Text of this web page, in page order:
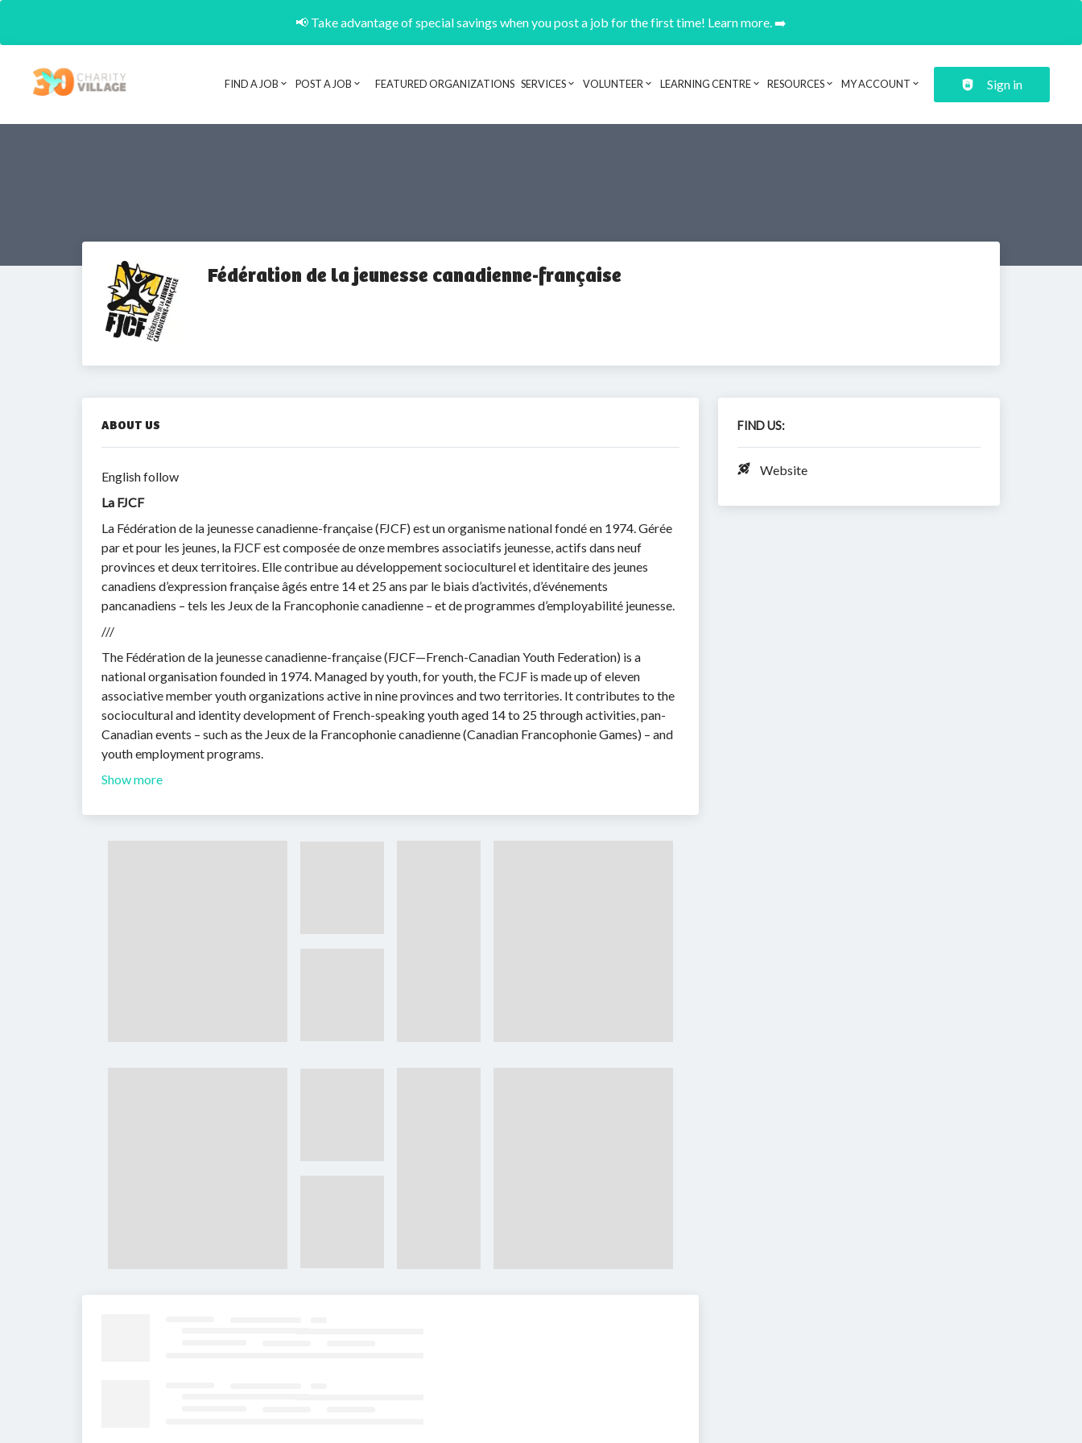
📢 Take advantage of special savings when you post a job for the first time! Learn more. ➡️
Header navigation
FIND A JOB POST A JOB FEATURED ORGANIZATIONS SERVICES VOLUNTEER LEARNING CENTRE RESOURCES MY ACCOUNT Sign in
Fédération de la jeunesse canadienne-française
ABOUT US
English follow
La FJCF
La Fédération de la jeunesse canadienne-française (FJCF) est un organisme national fondé en 1974. Gérée
par et pour les jeunes, la FJCF est composée de onze membres associatifs jeunesse, actifs dans neuf
provinces et deux territoires. Elle contribue au développement socioculturel et identitaire des jeunes
canadiens d’expression française âgés entre 14 et 25 ans par le biais d’activités, d’événements
pancanadiens – tels les Jeux de la Francophonie canadienne – et de programmes d’employabilité jeunesse.
///
The Fédération de la jeunesse canadienne-française (FJCF—French-Canadian Youth Federation) is a
national organisation founded in 1974. Managed by youth, for youth, the FCJF is made up of eleven
associative member youth organizations active in nine provinces and two territories. It contributes to the
sociocultural and identity development of French-speaking youth aged 14 to 25 through activities, pan-
Canadian events – such as the Jeux de la Francophonie canadienne (Canadian Francophonie Games) – and
youth employment programs.
Show more
FIND US:
Website